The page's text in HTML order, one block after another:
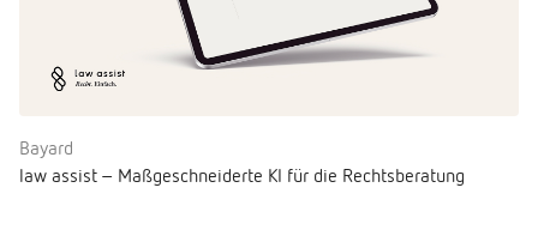
Bayard
law assist – Maßgeschneiderte KI für die Rechtsberatung